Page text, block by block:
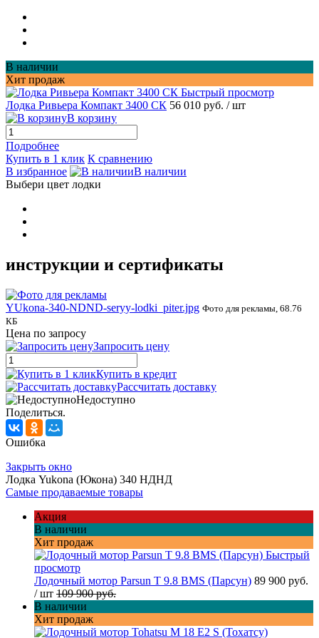
В наличии
Хит продаж
Быстрый просмотр
Лодка Ривьера Компакт 3400 СК 56 010 руб. / шт
В корзину
Подробнее
Купить в 1 клик К сравнению
В избранное
В наличии
Выбери цвет лодки
инструкции и сертификаты
YUkona-340-NDND-seryy-lodki_piter.jpg Фото для рекламы, 68.76
КБ
Цена по запросу
Запросить цену
Купить в кредит
Рассчитать доставку
Недоступно
Поделиться.
Ошибка
Закрыть окно
Лодка Yukona (Юкона) 340 НДНД
Самые продаваемые товары
Акция
В наличии
Хит продаж
Быстрый
просмотр
Лодочный мотор Parsun T 9.8 BMS (Парсун) 89 900 руб.
/ шт 109 900 руб.
В наличии
Хит продаж